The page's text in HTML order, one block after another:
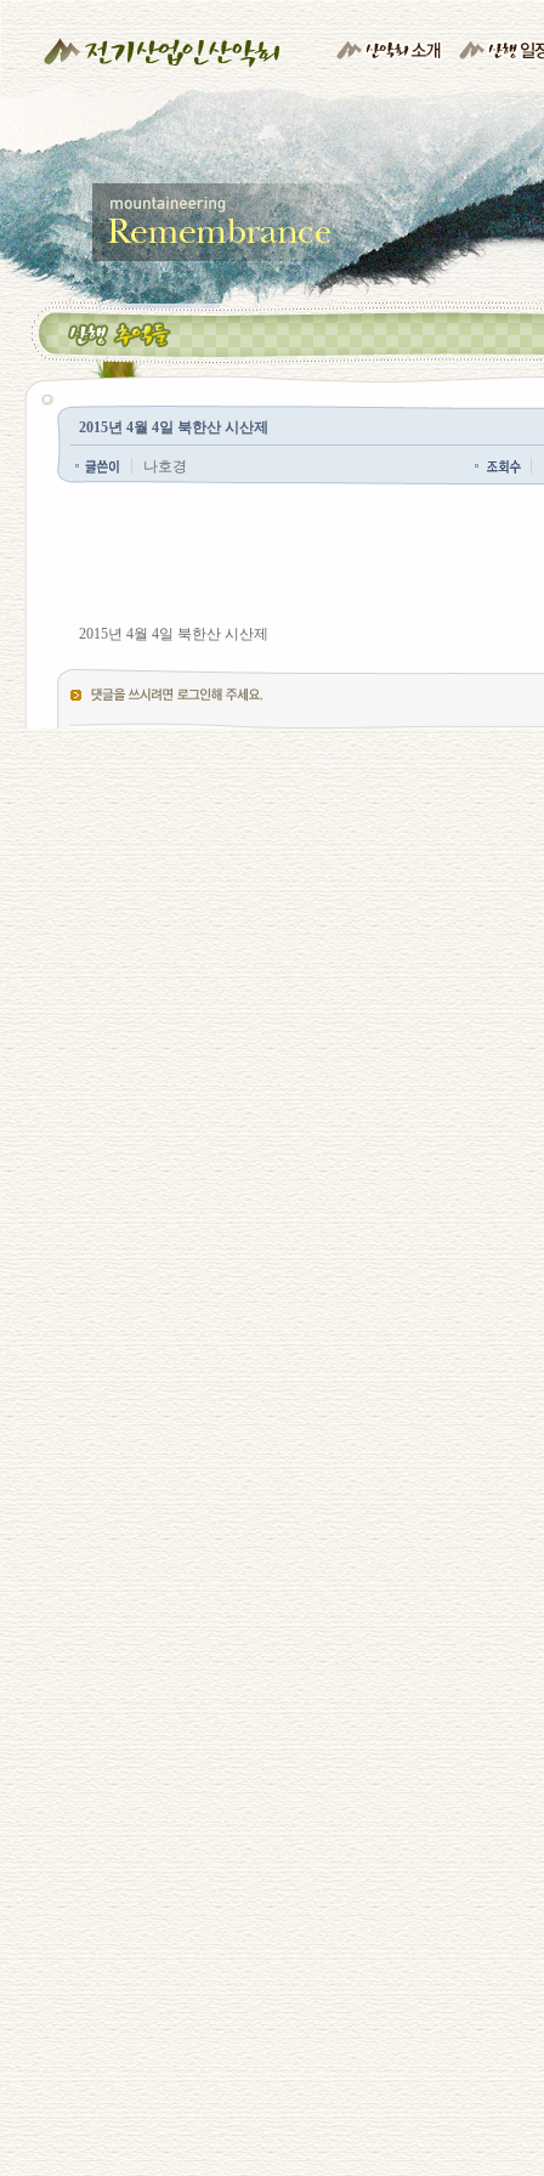
2015년 4월 4일 북한산 시산제
나호경
2015년 4월 4일 북한산 시산제